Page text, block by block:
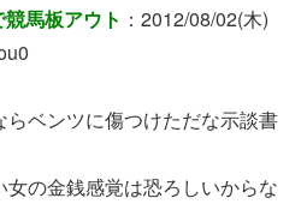
馬板アウト ：2012/08/02(木)
ベンツに傷つけただな示談書
女の金銭感覚は恐ろしいからな